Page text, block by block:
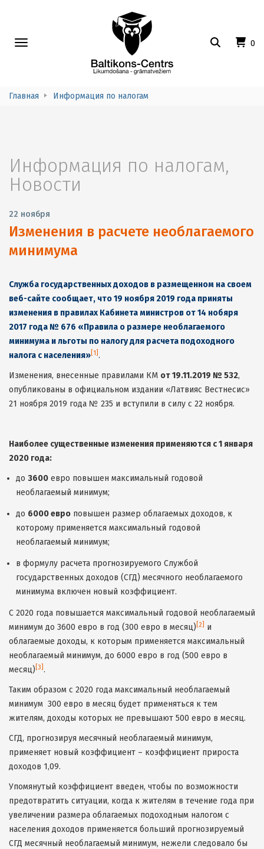
0
Toggle
Главная Информация по налогам
Информация по налогам,
Новости
22 ноября
Изменения в расчете необлагаемого
минимума
Служба государственных доходов в размещенном на своем
веб-сайте сообщает, что 19 ноября 2019 года приняты
изменения в правилах Кабинета министров от 14 нобяря
2017 года № 676 «Правила о размере необлагаемого
минимума и льготы по налогу для расчета подоходного
налога с населения» [1] .
Изменения, внесенные правилами КМ от 19.11.2019 № 532,
опубликованы в официальном издании «Латвияс Вестнесис»
21 ноября 2019 года № 235 и вступили в силу с 22 ноября.
Наиболее существенные изменения применяются с 1 января
2020 года:
до 3600 евро повышен максимальный годовой
необлагаемый минимум;
до 6000 евро повышен размер облагаемых доходов, к
которому применяется максимальный годовой
необлагаемый минимум;
в формулу расчета прогнозируемого Службой
государственных доходов (СГД) месячного необлагаемого
минимума включен новый коэффициент.
С 2020 года повышается максимальный годовой необлагаемый
минимум до 3600 евро в год (300 евро в месяц) [2]
и
облагаемые доходы, к которым применяется максимальный
необлагаемый минимум, до 6000 евро в год (500 евро в
месяц) [3] .
Таким образом с 2020 года максимальный необлагаемый
минимум 300 евро в месяц будет применяться к тем
жителям, доходы которых не превышают 500 евро в месяц.
СГД, прогнозируя месячный необлагаемый минимум,
применяет новый коэффициент – коэффициент прироста
доходов 1,09.
Упомянутый коэффициент введен, чтобы по возможности
предотвратить ситуации, когда к жителям в течение года при
увеличении размера облагаемых подоходным налогом с
населения доходов применяется больший прогнозируемый
СГД месячный необлагаемый минимум, нежели следовало бы